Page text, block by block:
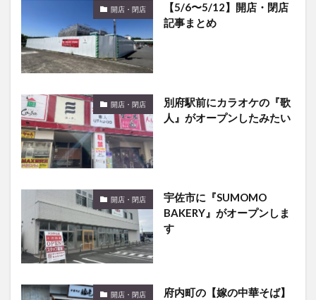
開店・閉店
【5/6〜5/12】開店・閉店
記事まとめ
開店・閉店
別府駅前にカラオケの『歌
人』がオープンしたみたい
開店・閉店
宇佐市に『SUMOMO
BAKERY』がオープンしま
す
開店・閉店
府内町の【嫁の中華そば】